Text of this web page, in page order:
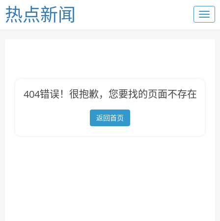
热点新闻
404错误！很抱歉，您要找的页面不存在
返回首页